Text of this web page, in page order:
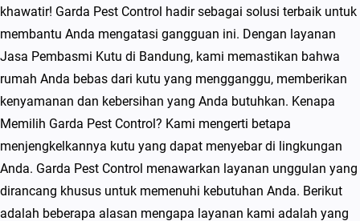
khawatir! Garda Pest Control hadir sebagai solusi terbaik untuk
membantu Anda mengatasi gangguan ini. Dengan layanan
Jasa Pembasmi Kutu di Bandung, kami memastikan bahwa
rumah Anda bebas dari kutu yang mengganggu, memberikan
kenyamanan dan kebersihan yang Anda butuhkan. Kenapa
Memilih Garda Pest Control? Kami mengerti betapa
menjengkelkannya kutu yang dapat menyebar di lingkungan
Anda. Garda Pest Control menawarkan layanan unggulan yang
dirancang khusus untuk memenuhi kebutuhan Anda. Berikut
adalah beberapa alasan mengapa layanan kami adalah yang